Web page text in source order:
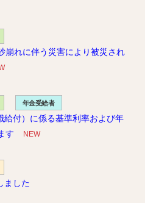
崩れに伴う災害により被災され
年金受給者
付）に係る基準利率および年
す
NEW
ました